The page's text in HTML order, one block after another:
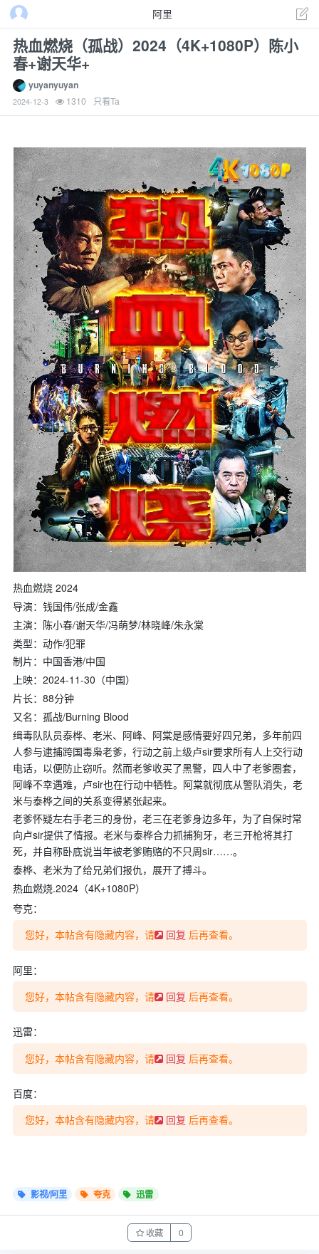
阿里
热血燃烧（孤战）2024（4K+1080P）陈小
春+谢天华+
yuyanyuyan
2024-12-3 1310 只看Ta
热血燃烧 2024
导演：钱国伟/张成/金鑫
主演：陈小春/谢天华/冯萌梦/林晓峰/朱永棠
类型：动作/犯罪
制片：中国香港/中国
上映： 2024-11-30 （中国）
片长： 88分钟
又名：孤战/Burning Blood
缉毒队队员泰桦、老米、阿峰、阿棠是感情要好四兄弟，多年前四
人参与逮捕跨国毒枭老爹，行动之前上级卢sir要求所有人上交行动
电话，以便防止窃听。然而老爹收买了黑警，四人中了老爹圈套，
阿峰不幸遇难，卢sir也在行动中牺牲。阿棠就彻底从警队消失，老
米与泰桦之间的关系变得紧张起来。
老爹怀疑左右手老三的身份，老三在老爹身边多年，为了自保时常
向卢sir提供了情报。老米与泰桦合力抓捕狗牙，老三开枪将其打
死，并自称卧底说当年被老爹贿赂的不只周sir……。
泰桦、老米为了给兄弟们报仇，展开了搏斗。
热血燃烧.2024（4K+1080P）
夸克：
您好，本帖含有隐藏内容，请
回复 后再查看。
阿里：
您好，本帖含有隐藏内容，请
回复 后再查看。
迅雷：
您好，本帖含有隐藏内容，请
回复 后再查看。
百度：
您好，本帖含有隐藏内容，请
回复 后再查看。
影视/阿里 夸克 迅雷
收藏 0